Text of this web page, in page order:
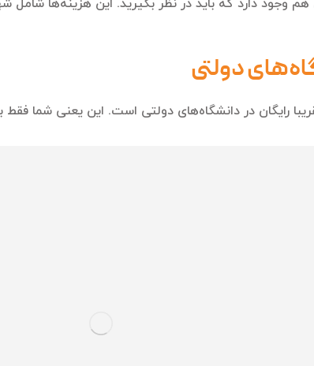
وجود دارد که باید در نظر بگیرید. این هزینه‌ها شامل
دولتی
رایگان در دانشگاه‌های دولتی است. این یعنی شما